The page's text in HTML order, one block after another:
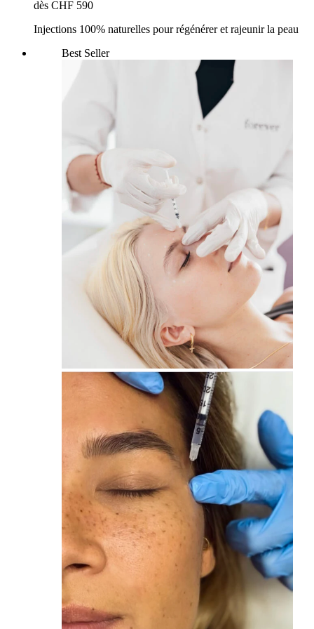
dès CHF 590
Injections 100% naturelles pour régénérer et rajeunir la peau
Best Seller